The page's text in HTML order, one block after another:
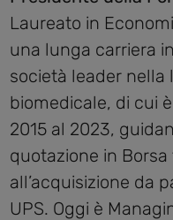
Laureato in
una lunga carriera
società leader nella
biomedicale, di cui
2015 al 2023,
quotazione in Borsa
all’acquisizione da
UPS. Oggi è